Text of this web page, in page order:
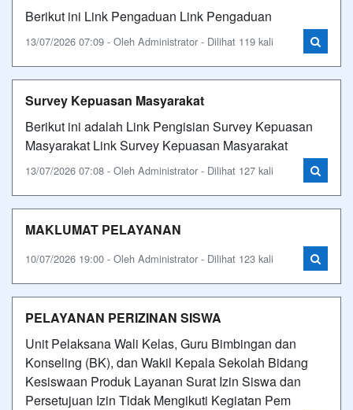
Berikut ini Link Pengaduan Link Pengaduan
13/07/2026 07:09 - Oleh Administrator - Dilihat 119 kali
Survey Kepuasan Masyarakat
Berikut ini adalah Link Pengisian Survey Kepuasan
Masyarakat Link Survey Kepuasan Masyarakat
13/07/2026 07:08 - Oleh Administrator - Dilihat 127 kali
MAKLUMAT PELAYANAN
10/07/2026 19:00 - Oleh Administrator - Dilihat 123 kali
PELAYANAN PERIZINAN SISWA
Unit Pelaksana Wali Kelas, Guru Bimbingan dan
Konseling (BK), dan Wakil Kepala Sekolah Bidang
Kesiswaan Produk Layanan Surat Izin Siswa dan
Persetujuan Izin Tidak Mengikuti Kegiatan Pem